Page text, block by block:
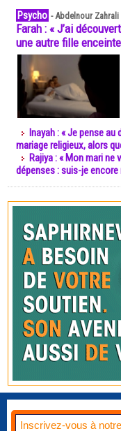
Psycho -Abdelnour Zahrali
Farah : « J’ai
une autre fille
Inayah : « Je pense
mariage religieux, alors
Rajiya : « Mon mari
dépenses : suis-je encore